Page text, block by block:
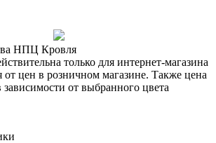
НПЦ Кровля
только для интернет-магазина
от цен в розничном магазине. Также цена
зависимости от выбранного цвета